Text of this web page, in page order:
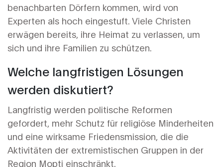
benachbarten Dörfern kommen, wird von
Experten als hoch eingestuft. Viele Christen
erwägen bereits, ihre Heimat zu verlassen, um
sich und ihre Familien zu schützen.
Welche langfristigen Lösungen
werden diskutiert?
Langfristig werden politische Reformen
gefordert, mehr Schutz für religiöse Minderheiten
und eine wirksame Friedensmission, die die
Aktivitäten der extremistischen Gruppen in der
Region Mopti einschränkt.